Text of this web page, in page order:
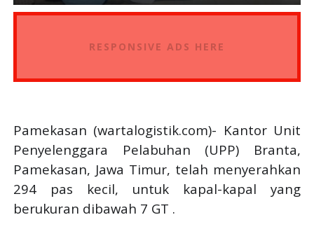
RESPONSIVE ADS HERE
Pamekasan (wartalogistik.com)- Kantor Unit
Penyelenggara Pelabuhan (UPP) Branta,
Pamekasan, Jawa Timur, telah menyerahkan
294 pas kecil, untuk kapal-kapal yang
berukuran dibawah 7 GT .